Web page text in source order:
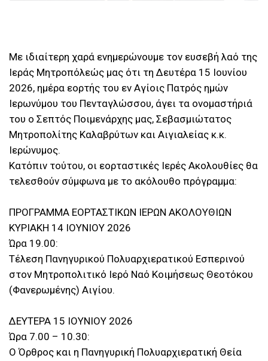
Με ιδιαίτερη χαρά ενημερώνουμε τον ευσεβή λαό της
Ιεράς Μητροπόλεώς μας ότι τη Δευτέρα 15 Ιουνίου
2026, ημέρα εορτής του εν Αγίοις Πατρός ημών
Ιερωνύμου του Πενταγλώσσου, άγει τα ονομαστήριά
του ο Σεπτός Ποιμενάρχης μας, Σεβασμιώτατος
Μητροπολίτης Καλαβρύτων και Αιγιαλείας κ.κ.
Ιερώνυμος.
Κατόπιν τούτου, οι εορταστικές Ιερές Ακολουθίες θα
τελεσθούν σύμφωνα με το ακόλουθο πρόγραμμα:
ΠΡΟΓΡΑΜΜΑ ΕΟΡΤΑΣΤΙΚΩΝ ΙΕΡΩΝ ΑΚΟΛΟΥΘΙΩΝ
ΚΥΡΙΑΚΗ 14 ΙΟΥΝΙΟΥ 2026
Ώρα 19.00:
Τέλεση Πανηγυρικού Πολυαρχιερατικού Εσπερινού
στον Μητροπολιτικό Ιερό Ναό Κοιμήσεως Θεοτόκου
(Φανερωμένης) Αιγίου.
ΔΕΥΤΕΡΑ 15 ΙΟΥΝΙΟΥ 2026
Ώρα 7.00 – 10.30:
Ο Όρθρος και η Πανηγυρική Πολυαρχιερατική Θεία